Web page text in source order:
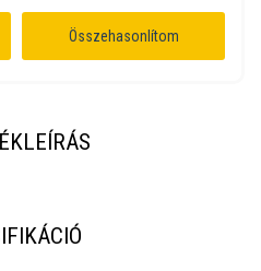
Összehasonlítom